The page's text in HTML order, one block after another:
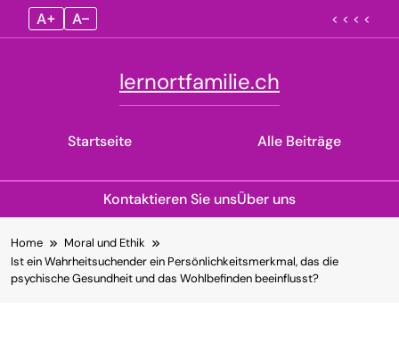
A+ A– < < < <
Startseite
lernortfamilie.ch
Alle Beiträge
Kontaktieren Sie unsÜber uns
to
content
Home
Moral und Ethik
Ist ein Wahrheitsuchender ein Persönlichkeitsmerkmal, das die
psychische Gesundheit und das Wohlbefinden beeinflusst?